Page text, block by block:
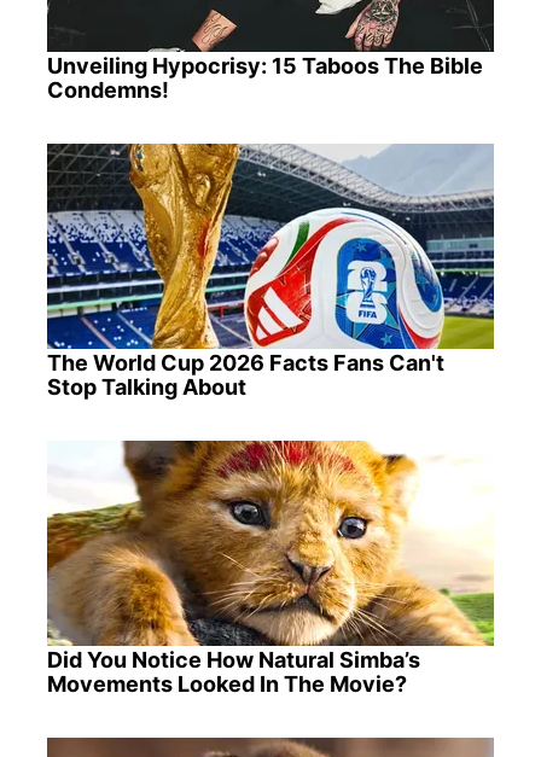
Unveiling Hypocrisy: 15 Taboos The Bible
Condemns!
The World Cup 2026 Facts Fans Can't
Stop Talking About
Did You Notice How Natural Simba’s
Movements Looked In The Movie?